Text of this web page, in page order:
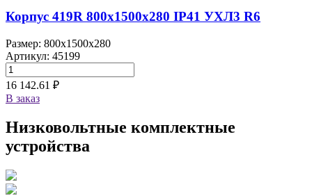
Корпус 419R 800х1500х280 IP41 УХЛ3 R6
Размер: 800x1500x280
Артикул: 45199
16 142.61 ₽
В заказ
Низковольтные комплектные
устройства